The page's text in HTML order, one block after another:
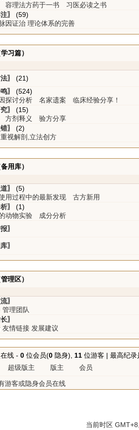
容理法方药于一书 习医必读之书
〗
(59)
因证治 理论体系的完善
习篇）
〗
(21)
〗
(524)
探讨分析 名家遗案 临床经验分享！
〗
(15)
方剂释义 验方分享
〗
(2)
视解剖,立法创方
用库）
〗
(5)
用过程中的最新发现 古方新用
〗
(1)
动物实验 成分分析
〗
〗
理区）
〗
管理团队
〗
友情链接 发展建议
在线 - 0 位会员(0 隐身), 11 位游客 | 最高纪
超级版主 版主 会员
游客或隐身会员在线
当前时区